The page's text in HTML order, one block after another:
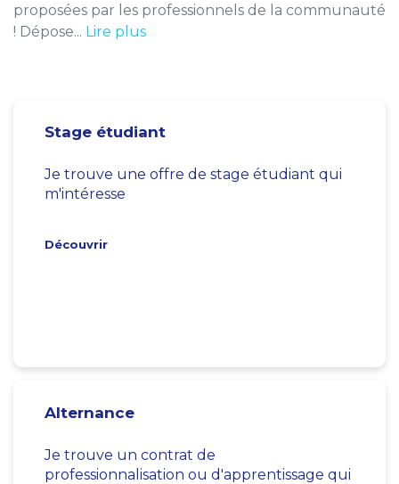
proposées par les professionnels de la communauté
! Dépose... Lire plus
Stage étudiant
Je trouve une offre de stage étudiant qui
m'intéresse
Découvrir
Alternance
Je trouve un contrat de
professionnalisation ou d'apprentissage qui